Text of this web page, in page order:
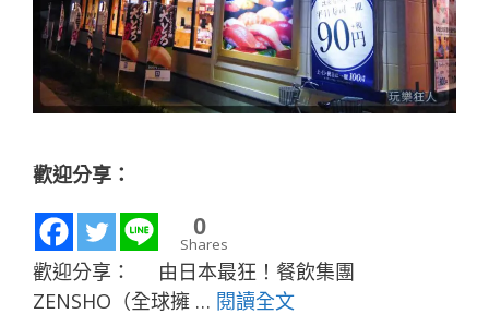
歡迎分享：
0
Shares
歡迎分享： 由日本最狂！餐飲集團
ZENSHO（全球擁 … 閱讀全文